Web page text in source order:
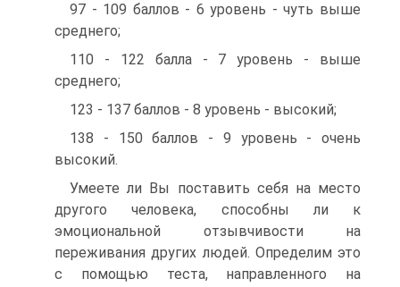
97 - 109 баллов - 6 уровень - чуть выше
среднего;
110 - 122 балла - 7 уровень - выше
среднего;
123 - 137 баллов - 8 уровень - высокий;
138 - 150 баллов - 9 уровень - очень
высокий.
Умеете ли Вы поставить себя на место
другого человека, способны ли к
эмоциональной отзывчивости на
переживания других людей. Определим это
с помощью теста, направленного на